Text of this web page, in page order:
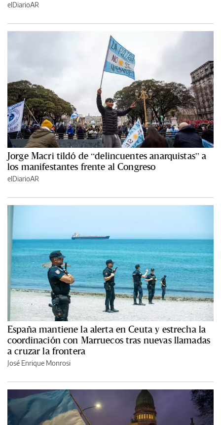
elDiarioAR
Jorge Macri tildó de “delincuentes anarquistas” a
los manifestantes frente al Congreso
elDiarioAR
España mantiene la alerta en Ceuta y estrecha la
coordinación con Marruecos tras nuevas llamadas
a cruzar la frontera
José Enrique Monrosi